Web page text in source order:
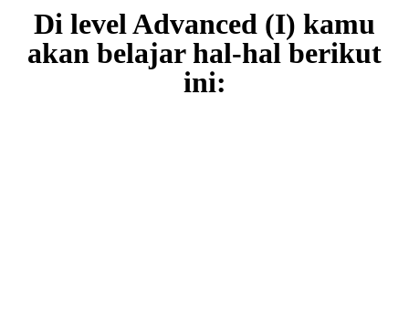
Di level Advanced (I) kamu
akan belajar hal-hal berikut
ini: